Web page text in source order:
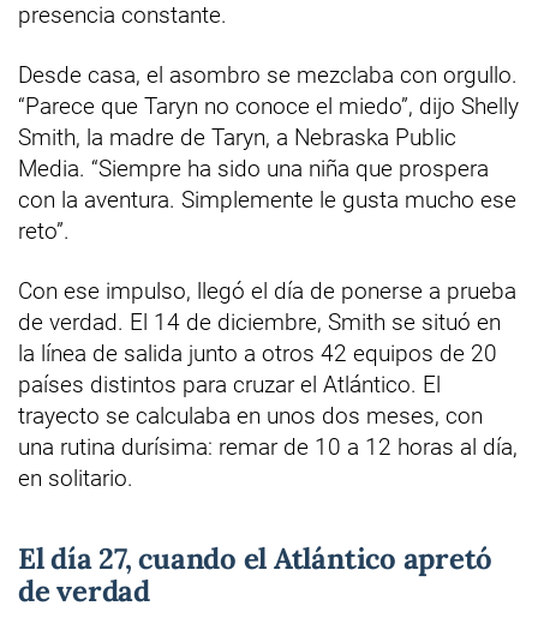
presencia constante.
Desde casa, el asombro se mezclaba con orgullo.
“Parece que Taryn no conoce el miedo”, dijo Shelly
Smith, la madre de Taryn, a Nebraska Public
Media. “Siempre ha sido una niña que prospera
con la aventura. Simplemente le gusta mucho ese
reto”.
Con ese impulso, llegó el día de ponerse a prueba
de verdad. El 14 de diciembre, Smith se situó en
la línea de salida junto a otros 42 equipos de 20
países distintos para cruzar el Atlántico. El
trayecto se calculaba en unos dos meses, con
una rutina durísima: remar de 10 a 12 horas al día,
en solitario.
El día 27, cuando el Atlántico apretó
de verdad